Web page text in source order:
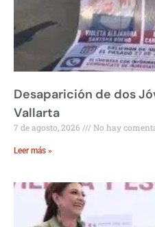
Desaparición de dos
Vallarta
7 de agosto, 2026 No hay
Leer más »